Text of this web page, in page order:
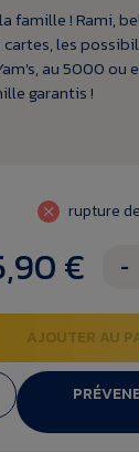
famille ! Rami,
cartes, les
au 5000 ou
garantis !
rupture
€ −
AJOUTER AU